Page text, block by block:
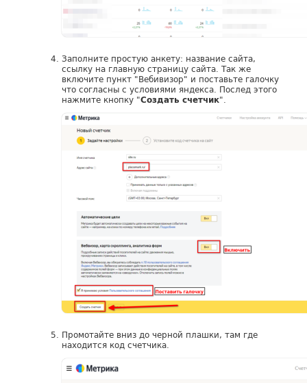
Заполните простую анкету: название сайта,
ссылку на главную страницу сайта. Так же
включите пункт "Вебивизор" и поставьте галочку
что согласны с условиями яндекса. Послед этого
нажмите кнопку "Создать счетчик".
Промотайте вниз до черной плашки, там где
находится код счетчика.